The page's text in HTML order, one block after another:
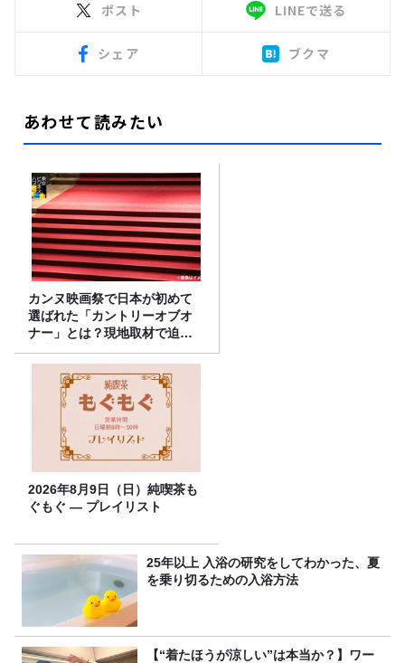
ポスト LINEで送る
シェア ブクマ
あわせて読みたい
カンヌ映画祭で日本が初めて
選ばれた「カントリーオブオ
ナー」とは？現地取材で迫る
選出の意味
2026年8月9日（日）純喫茶も
ぐもぐ ― プレイリスト
25年以上 入浴の研究をしてわかった、夏
を乗り切るための入浴方法
【“着たほうが涼しい”は本当か？】ワー